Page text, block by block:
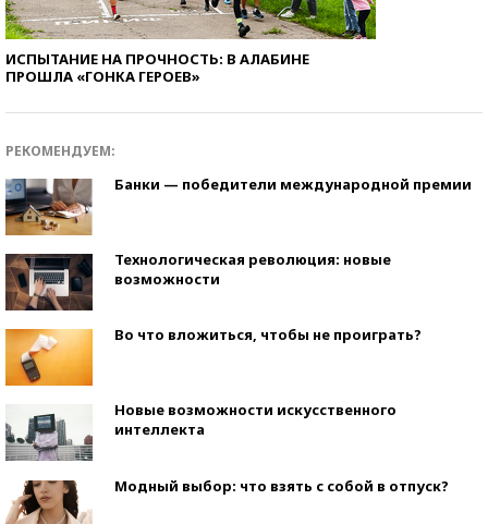
ИСПЫТАНИЕ НА ПРОЧНОСТЬ: В АЛАБИНЕ
ПРОШЛА «ГОНКА ГЕРОЕВ»
РЕКОМЕНДУЕМ:
Банки — победители международной премии
Технологическая революция: новые
возможности
Во что вложиться, чтобы не проиграть?
Новые возможности искусственного
интеллекта
Модный выбор: что взять с собой в отпуск?